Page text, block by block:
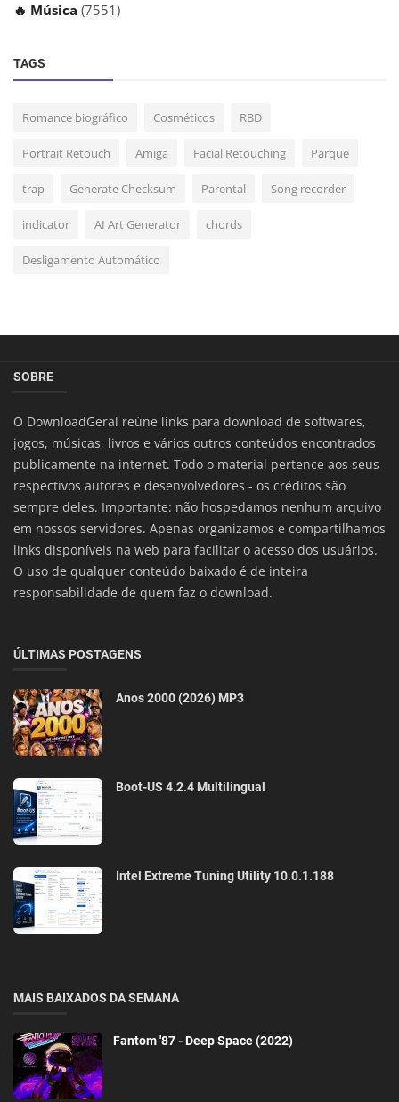
🔥 Música (7551)
TAGS
Romance biográfico Cosméticos RBD
Portrait Retouch Amiga Facial Retouching Parque
trap Generate Checksum Parental Song recorder
indicator AI Art Generator chords
Desligamento Automático
SOBRE
O DownloadGeral reúne links para download de softwares,
jogos, músicas, livros e vários outros conteúdos encontrados
publicamente na internet. Todo o material pertence aos seus
respectivos autores e desenvolvedores - os créditos são
sempre deles. Importante: não hospedamos nenhum arquivo
em nossos servidores. Apenas organizamos e compartilhamos
links disponíveis na web para facilitar o acesso dos usuários.
O uso de qualquer conteúdo baixado é de inteira
responsabilidade de quem faz o download.
ÚLTIMAS POSTAGENS
Anos 2000 (2026) MP3
Boot-US 4.2.4 Multilingual
Intel Extreme Tuning Utility 10.0.1.188
MAIS BAIXADOS DA SEMANA
Fantom '87 - Deep Space (2022)